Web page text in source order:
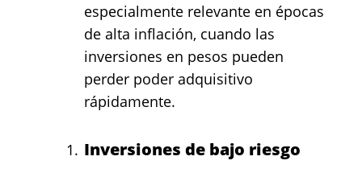
especialmente relevante en épocas
de alta inflación, cuando las
inversiones en pesos pueden
perder poder adquisitivo
rápidamente.
Inversiones de bajo riesgo